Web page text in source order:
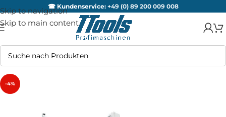
Skip to navigation
Skip to main content
☎ Kundenservice: +49 (0) 89 200 009 008
-4%